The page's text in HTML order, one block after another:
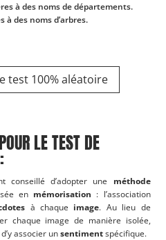
test 100% aléatoire
à des noms de départements.
à des noms d’arbres.
LE TEST DE
conseillé d’adopter une méthode
en mémorisation : l’association
à chaque image. Au lieu de
chaque image de manière isolée,
associer unsentimentspécifique.